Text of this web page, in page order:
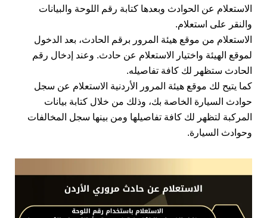
الاستعلام عن الحوادث وبعدها كتابة رقم اللوحة والبيانات
والنقر على استعلام.
الاستعلام من موقع هيئة المرور برقم الحادث، بعد الدخول
لموقع الهيئة واختيار الاستعلام عن حادث. وعند إدخال رقم
الحادث ستظهر لك كافة تفاصيله.
كما يتيح لك موقع هيئة المرور الأردنية الاستعلام عن سجل
حوادث السيارة الخاصة بك، وذلك من خلال كتابة بيانات
المركبة لتظهر لك كافة تفاصيلها ومن بينها سجل المخالفات
وحوادث السيارة.